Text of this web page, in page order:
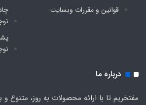
قوانین و مقررات وبسایت
درباره ما
مفتخریم تا با ارائه محصولات به روز،